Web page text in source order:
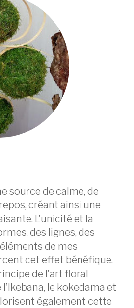
source de calme, de
créant ainsi une
L’unicité et la
des lignes, des
de mes
cet effet bénéfique.
de l’art floral
le kokedama et
également cette